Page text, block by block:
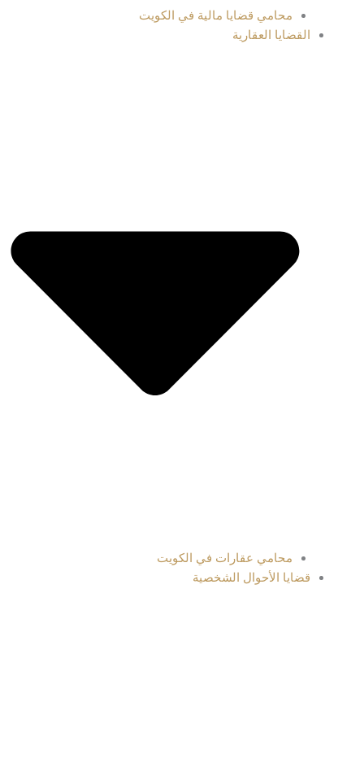
محامي قضايا مالية في الكويت
القضايا العقارية
محامي عقارات في الكويت
قضايا الأحوال الشخصية